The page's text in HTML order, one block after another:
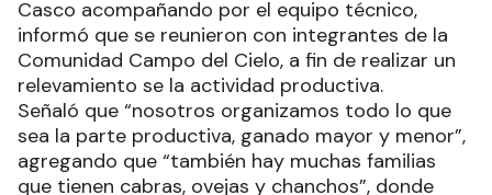
Casco acompañando por el equipo técnico,
informó que se reunieron con integrantes de la
Comunidad Campo del Cielo, a fin de realizar un
relevamiento se la actividad productiva.
Señaló que “nosotros organizamos todo lo que
sea la parte productiva, ganado mayor y menor”,
agregando que “también hay muchas familias
que tienen cabras, ovejas y chanchos”, donde